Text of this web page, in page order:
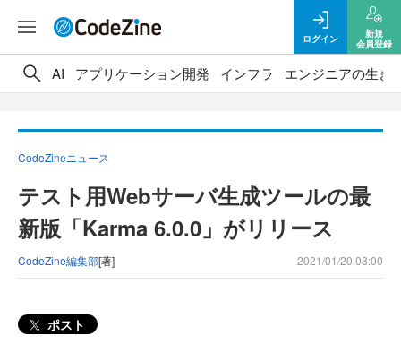
ログイン
新規
会員登録
AI アプリケーション開発 インフラ エンジニアの生き
CodeZineニュース
テスト用Webサーバ生成ツールの最
新版「Karma 6.0.0」がリリース
CodeZine編集部[著] 2021/01/20 08:00
ポスト